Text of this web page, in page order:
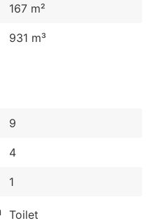
167 m²
931 m³
9
4
1
Toilet